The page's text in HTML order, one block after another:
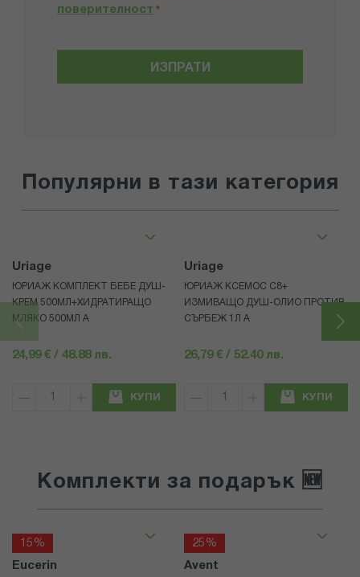
поверителност *
ИЗПРАТИ
Популярни в тази категория
Uriage
ЮРИАЖ КОМПЛЕКТ БЕБЕ ДУШ-
КРЕМ 500МЛ+ХИДРАТИРАЩО
МЛЯКО 500МЛ A
24,99 € / 48.88 лв.
КУПИ
Uriage
ЮРИАЖ КСЕМОС С8+
ИЗМИВАЩО ДУШ-ОЛИО ПРОТИВ
СЪРБЕЖ 1Л A
26,79 € / 52.40 лв.
КУПИ
Комплекти за подарък 🆕
15%
Eucerin
25%
Avent